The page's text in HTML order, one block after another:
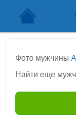
Фото мужчины
Найти еще